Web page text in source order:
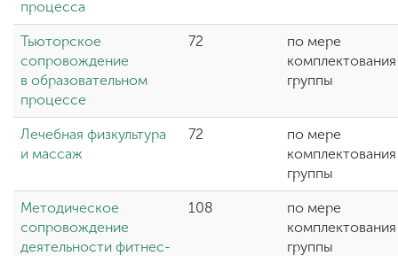
процесса
Тьюторское
сопровождение
в образовательном
процессе
72
по мере
комплектования
группы
Лечебная физкультура
и массаж
72
по мере
комплектования
группы
Методическое
сопровождение
деятельности фитнес-
108
по мере
комплектования
группы